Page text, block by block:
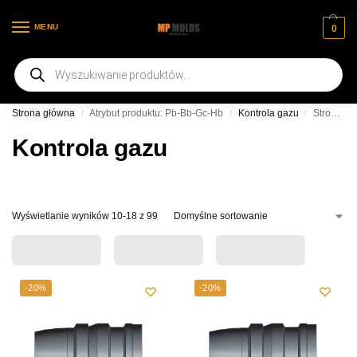
MENU 0
Witamy na naszej nowej stronie internetowej
Strona główna / Atrybut produktu: Pb-Bb-Gc-Hb / Kontrola gazu / Strona 2
Kontrola gazu
Wyświetlanie wyników 10-18 z 99
-20% -20%